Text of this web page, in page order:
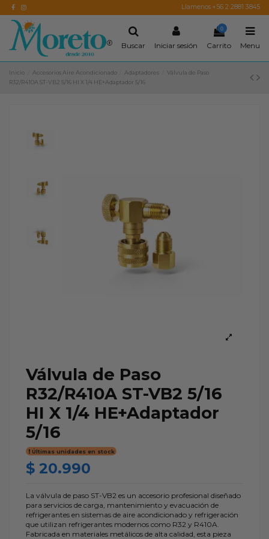
Llamenos +56 2 2881 3845
Buscar Iniciar sesión
0
Carrito Menu
Inicio Accesorios Aire Acondicionado Adaptadores
Válvula de Paso
R32/R410A ST-VB2 5/16 HI X 1/4 HE+Adaptador 5/16
Válvula de Paso
R32/R410A ST-VB2 5/16
HI X 1/4 HE+Adaptador
5/16
Últimas unidades en stock
$ 20.990
La válvula de paso ST-VB2 es un accesorio profesional diseñado
para servicios de carga, mantenimiento y evacuación de
refrigerantes en sistemas de aire acondicionado y refrigeración
que utilizan refrigerantes modernos como R32 y R410A.
Fabricada en materiales metálicos de alta calidad, esta pieza